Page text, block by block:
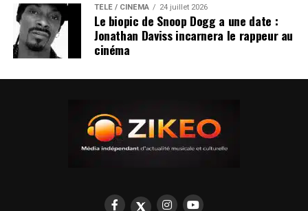
TÉLÉ / CINÉMA 24 juillet 2026
Le biopic de Snoop Dogg a une date :
Jonathan Daviss incarnera le rappeur au
cinéma